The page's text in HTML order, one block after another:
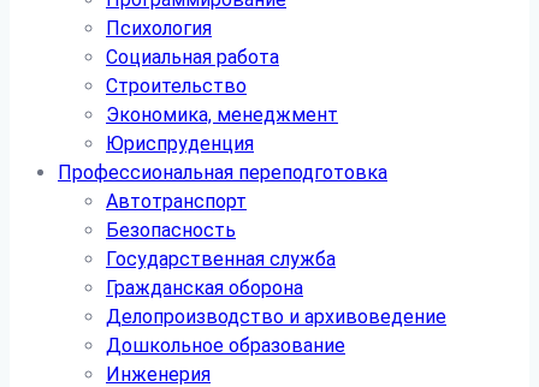
Психология
Социальная работа
Строительство
Экономика, менеджмент
Юриспруденция
Профессиональная переподготовка
Автотранспорт
Безопасность
Государственная служба
Гражданская оборона
Делопроизводство и архивоведение
Дошкольное образование
Инженерия